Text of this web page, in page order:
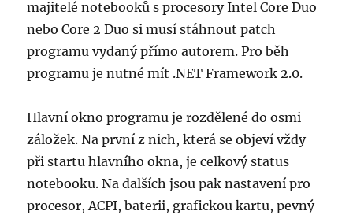
majitelé notebooků s procesory Intel Core Duo
nebo Core 2 Duo si musí stáhnout patch
programu vydaný přímo autorem. Pro běh
programu je nutné mít .NET Framework 2.0.
Hlavní okno programu je rozdělené do osmi
záložek. Na první z nich, která se objeví vždy
při startu hlavního okna, je celkový status
notebooku. Na dalších jsou pak nastavení pro
procesor, ACPI, baterii, grafickou kartu, pevný